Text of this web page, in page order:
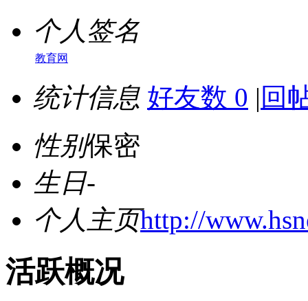
个人签名
教育网
统计信息 好友数 0 | 回
性别保密
生日-
个人主页http://
活跃概况